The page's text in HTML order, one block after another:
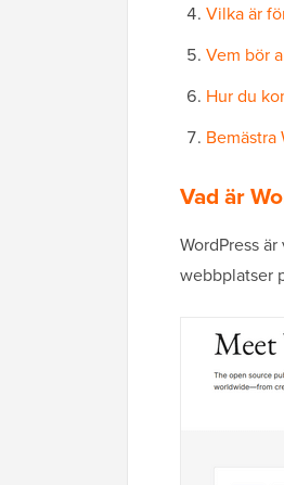
Vilka är
Vem bör
Hur du
Bemästra
Vad är
WordPress
webbplatser